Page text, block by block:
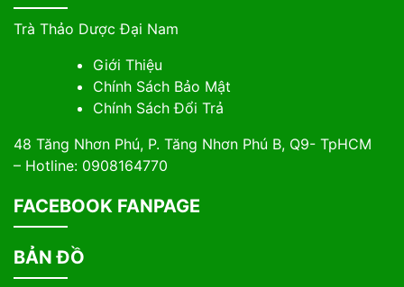
Trà Thảo Dược Đại Nam
Giới Thiệu
Chính Sách Bảo Mật
Chính Sách Đổi Trả
48 Tăng Nhơn Phú, P. Tăng Nhơn Phú B, Q9- TpHCM
– Hotline: 0908164770
FACEBOOK FANPAGE
BẢN ĐỒ